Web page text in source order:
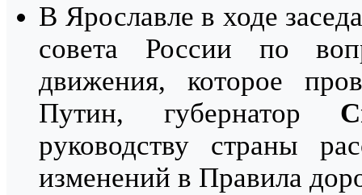
В Ярославле в ходе
совета России по
движения, которое
Путин, губернатор
руководству страны
изменений в Правила